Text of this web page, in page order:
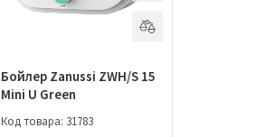
Бойлер Zanussi ZWH/S 15
Mini U Green
Код товара: 31783